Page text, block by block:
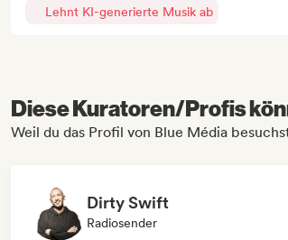
Lehnt KI-generierte Musik ab
Diese Kuratoren/Profis
Weil du das Profil von Blue Média
Dirty Swift
Radiosender